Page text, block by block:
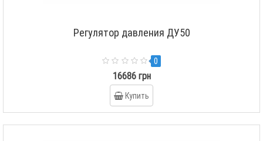
Регулятор давления ДУ50
0
16686 грн
Купить